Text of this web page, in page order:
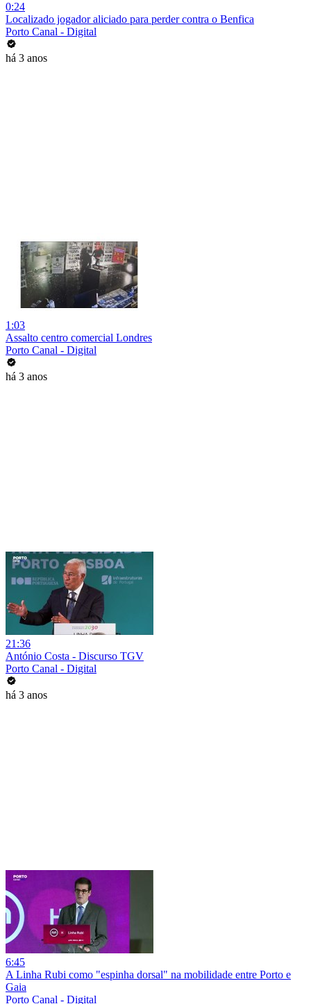
0:24
Localizado jogador aliciado para perder contra o Benfica
Porto Canal - Digital
há 3 anos
1:03
Assalto centro comercial Londres
Porto Canal - Digital
há 3 anos
21:36
António Costa - Discurso TGV
Porto Canal - Digital
há 3 anos
6:45
A Linha Rubi como "espinha dorsal" na mobilidade entre Porto e
Gaia
Porto Canal - Digital